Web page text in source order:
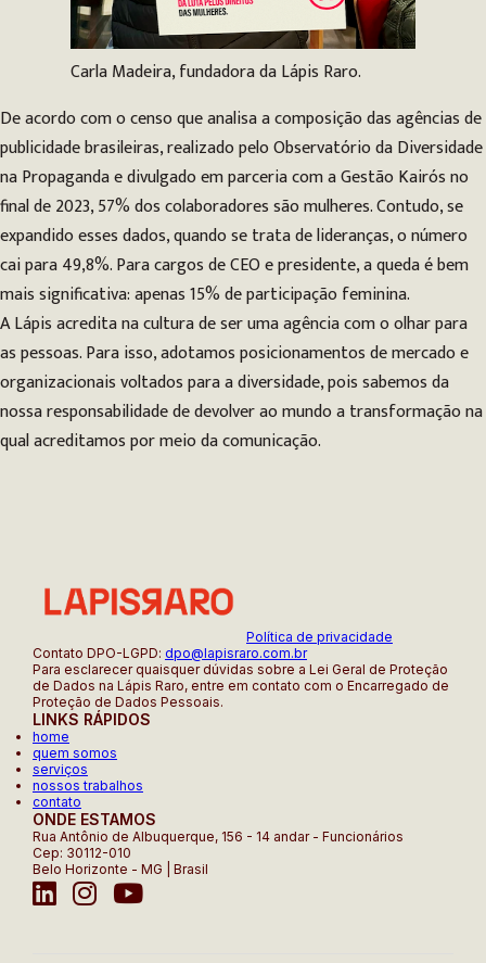
Carla Madeira, fundadora da Lápis Raro.
De acordo com o censo que analisa a composição das agências de
publicidade brasileiras, realizado pelo Observatório da Diversidade
na Propaganda e divulgado em parceria com a Gestão Kairós no
final de 2023, 57% dos colaboradores são mulheres. Contudo, se
expandido esses dados, quando se trata de lideranças, o número
cai para 49,8%. Para cargos de CEO e presidente, a queda é bem
mais significativa: apenas 15% de participação feminina.
A Lápis acredita na cultura de ser uma agência com o olhar para
as pessoas. Para isso, adotamos posicionamentos de mercado e
organizacionais voltados para a diversidade, pois sabemos da
nossa responsabilidade de devolver ao mundo a transformação na
qual acreditamos por meio da comunicação.
Política de privacidade
Contato DPO-LGPD: dpo@lapisraro.com.br
Para esclarecer quaisquer dúvidas sobre a Lei Geral de Proteção
de Dados na Lápis Raro, entre em contato com o Encarregado de
Proteção de Dados Pessoais.
LINKS RÁPIDOS
home
quem somos
serviços
nossos trabalhos
contato
ONDE ESTAMOS
Rua Antônio de Albuquerque, 156 - 14 andar - Funcionários
Cep: 30112-010
Belo Horizonte - MG | Brasil